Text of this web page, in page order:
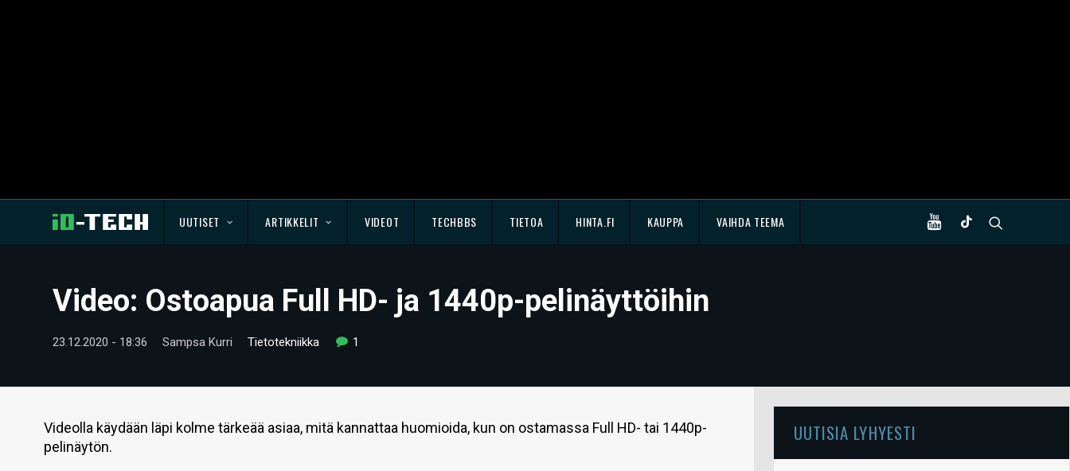
UUTISET ARTIKKELIT VIDEOT TECHBBS TIETOA HINTA.FI KAUPPA VAIHDA TEEMA
Video: Ostoapua Full HD- ja 1440p-pelinäyttöihin
23.12.2020 - 18:36 Sampsa Kurri Tietotekniikka 1
Videolla käydään läpi kolme tärkeää asiaa, mitä kannattaa huomioida, kun on ostamassa Full HD- tai 1440p-
pelinäytön.
UUTISIA LYHYESTI